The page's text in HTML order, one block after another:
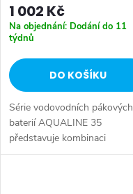
1 002 Kč
Na objednání: Dodání do 11
týdnů
DO KOŠÍKU
Série vodovodních pákových
baterií AQUALINE 35
představuje kombinaci
tradičního jednoduchého